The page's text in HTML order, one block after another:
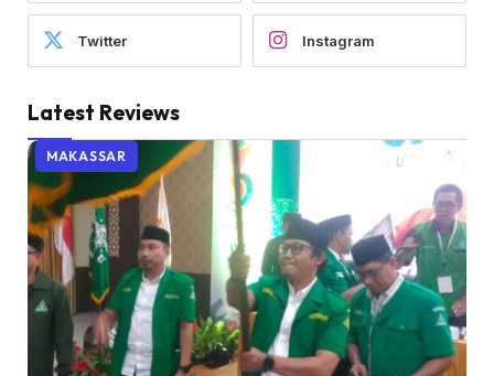
Twitter Instagram
Latest Reviews
MAKASSAR